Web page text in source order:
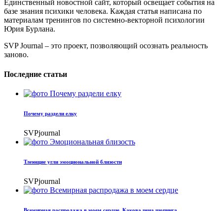
Единственный новостной сайт, который освещает события на
базе знания психики человека. Каждая статья написана по
материалам тренингов по системно-векторной психологии
Юрия Бурлана.
SVP Journal – это проект, позволяющий осознать реальность
заново.
Последние статьи
Почему раздели елку
SVPjournal
Тлеющие угли эмоциональной близости
SVPjournal